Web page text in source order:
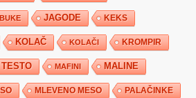
JAGODE KEKS
KOLAČ KOLAČI KROMPIR
TESTO MAFINI MALINE
MLEVENO MESO PALAČINKE